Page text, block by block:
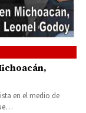
en el medio de